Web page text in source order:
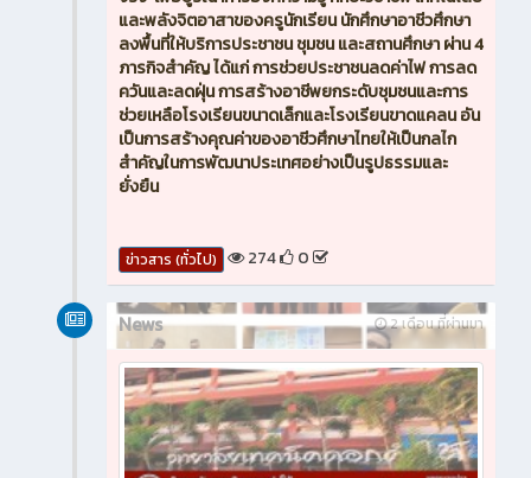
และพลังจิตอาสาของครูนักเรียน นักศึกษาอาชีวศึกษา
ลงพื้นที่ให้บริการประชาชน ชุมชน และสถานศึกษา ผ่าน 4
ภารกิจสำคัญ ได้แก่ การช่วยประชาชนลดค่าไฟ การลด
ควันและลดฝุ่น การสร้างอาชีพยกระดับชุมชนและการ
ช่วยเหลือโรงเรียนขนาดเล็กและโรงเรียนขาดแคลน อัน
เป็นการสร้างคุณค่าของอาชีวศึกษาไทยให้เป็นกลไก
สำคัญในการพัฒนาประเทศอย่างเป็นรูปธรรมและ
ยั่งยืน
ข่าวสาร (ทั่วไป) 274 0
2 เดือน ที่ผ่านมา
News